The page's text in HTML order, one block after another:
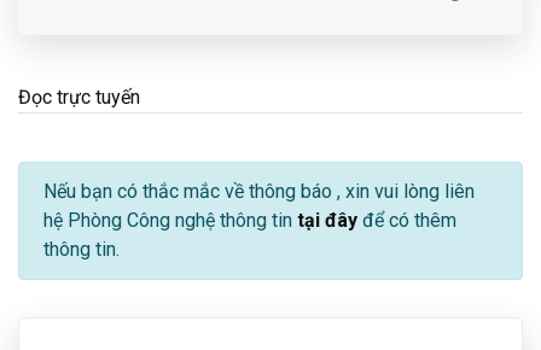
Đọc trực tuyến
Nếu bạn có thắc mắc về thông báo , xin vui lòng liên
hệ Phòng Công nghệ thông tin tại đây để có thêm
thông tin.